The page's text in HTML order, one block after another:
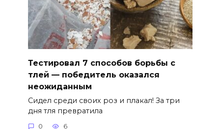
Тестировал 7 способов борьбы с
тлей — победитель оказался
неожиданным
Сидел среди своих роз и плакал! За три
дня тля превратила
0 6